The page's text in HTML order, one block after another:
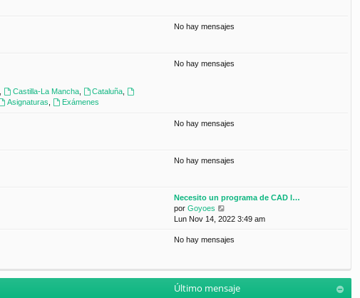
m
e
No hay mensajes
Castilla-La Mancha, Cataluña
Asignaturas Exámenes
No hay mensajes
No hay mensajes
No hay mensajes
Necesito un programa de CAD l…
por Goyoes
e
ú
i
o
Lun Nov 14, 2022 3:49 am
No hay mensajes
Último mensaje